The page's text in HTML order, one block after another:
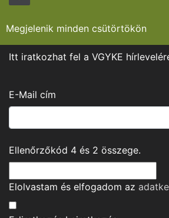
Megjelenik minden csütörtökön
Itt iratkozhat fel a VGYKE
E-Mail cím
Ellenőrzőkód 4 és 2 összege.
Elolvastam és elfogadom az